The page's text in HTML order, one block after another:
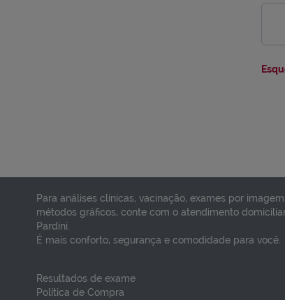
Para análises clínicas, vacinação, exames por
métodos gráficos, conte com o atendimento
Pardini.
É mais conforto, segurança e comodidade para você.
Resultados de exame
Política de Compra